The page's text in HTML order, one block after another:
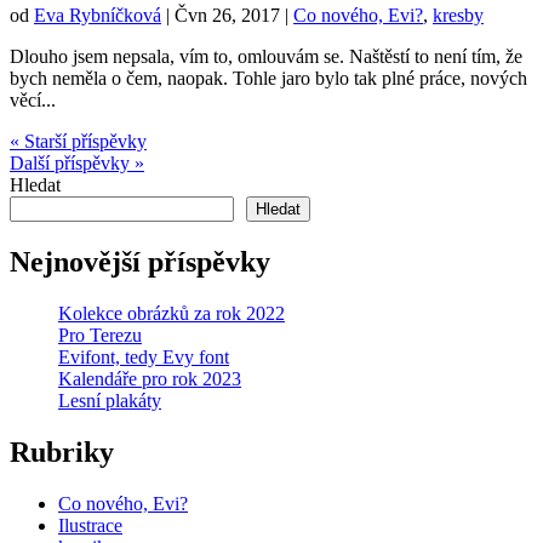
od Eva Rybníčková | Čvn 26, 2017 | Co nového, Evi?, kresby
Dlouho jsem nepsala, vím to, omlouvám se. Naštěstí to není tím, že
bych neměla o čem, naopak. Tohle jaro bylo tak plné práce, nových
věcí...
« Starší příspěvky
Další příspěvky »
Hledat
Hledat
Nejnovější příspěvky
Kolekce obrázků za rok 2022
Pro Terezu
Evifont, tedy Evy font
Kalendáře pro rok 2023
Lesní plakáty
Rubriky
Co nového, Evi?
Ilustrace